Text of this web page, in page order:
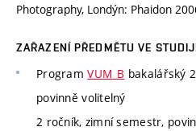
Photography, Londýn: Phaidon
ZAŘAZENÍ PŘEDMĚTU VE
ProgramVUM_B bakalářský
povinně volitelný
2 ročník, zimní semestr,